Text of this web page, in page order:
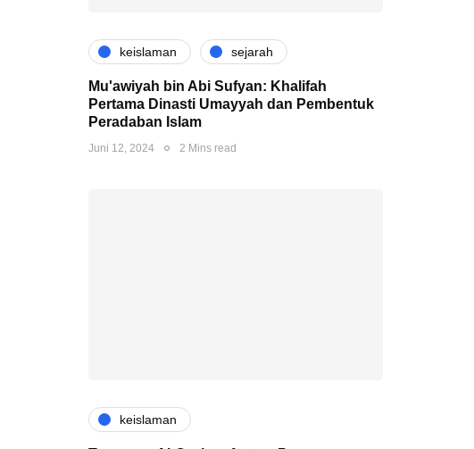
keislaman sejarah
Mu'awiyah bin Abi Sufyan: Khalifah
Pertama Dinasti Umayyah dan Pembentuk
Peradaban Islam
Juni 12, 2024 2 Mins read
keislaman